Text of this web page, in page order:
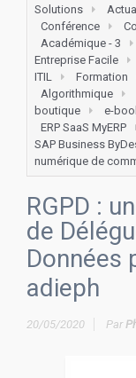
Solutions
Conférence
Académique - 3
Entreprise Facile
ITIL
Formation
Algorithmique
boutique
e-
ERP SaaS MyERP
SAP Business
numérique de
RGPD :
de
Données
adieph
20/05/2020 Par